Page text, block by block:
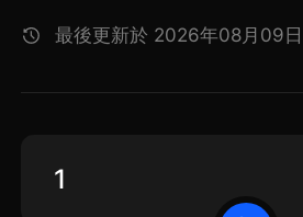
最後更新於 2026年08月09